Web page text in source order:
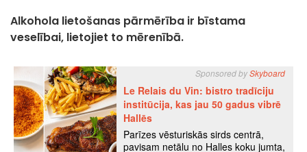
Alkohola lietošanas pārmērība ir bīstama
veselībai, lietojiet to mērenībā.